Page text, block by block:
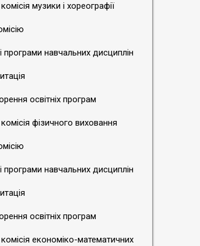
музики і хореографії
програми навчальних дисциплін
освітніх програм
фізичного виховання
програми навчальних дисциплін
освітніх програм
економіко-математичних